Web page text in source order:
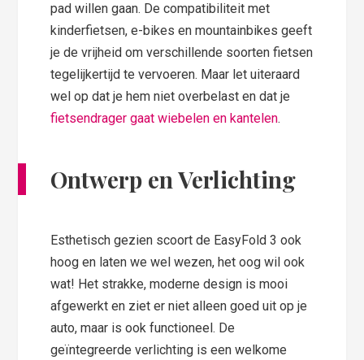
pad willen gaan. De compatibiliteit met
kinderfietsen, e-bikes en mountainbikes geeft
je de vrijheid om verschillende soorten fietsen
tegelijkertijd te vervoeren. Maar let uiteraard
wel op dat je hem niet overbelast en dat je
fietsendrager gaat wiebelen en kantelen.
Ontwerp en Verlichting
Esthetisch gezien scoort de EasyFold 3 ook
hoog en laten we wel wezen, het oog wil ook
wat! Het strakke, moderne design is mooi
afgewerkt en ziet er niet alleen goed uit op je
auto, maar is ook functioneel. De
geïntegreerde verlichting is een welkome